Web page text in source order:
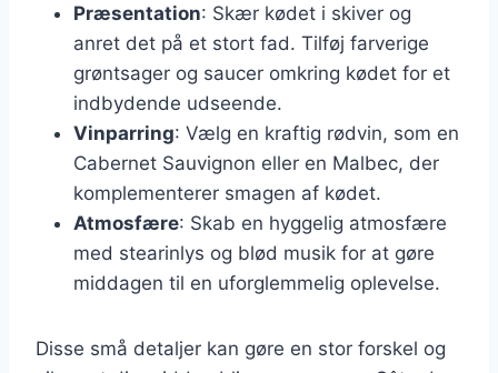
Præsentation: Skær kødet i skiver og
anret det på et stort fad. Tilføj farverige
grøntsager og saucer omkring kødet for et
indbydende udseende.
Vinparring: Vælg en kraftig rødvin, som en
Cabernet Sauvignon eller en Malbec, der
komplementerer smagen af kødet.
Atmosfære: Skab en hyggelig atmosfære
med stearinlys og blød musik for at gøre
middagen til en uforglemmelig oplevelse.
Disse små detaljer kan gøre en stor forskel og